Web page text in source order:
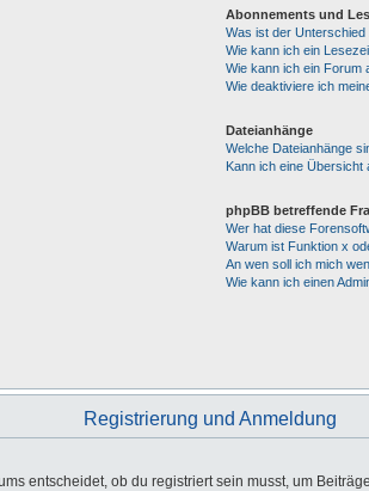
Abonnements und
Was ist der
Wie kann ich ein
Wie kann ich ein Forum
Wie deaktiviere ich
Dateianhänge
Welche Dateianhänge
Kann ich eine Übersicht
phpBB betreffende
Wer hat diese
Warum ist Funktion x
An wen soll ich mich
Wie kann ich einen
Registrierung und Anmeldung
entscheidet, ob du registriert sein musst, um